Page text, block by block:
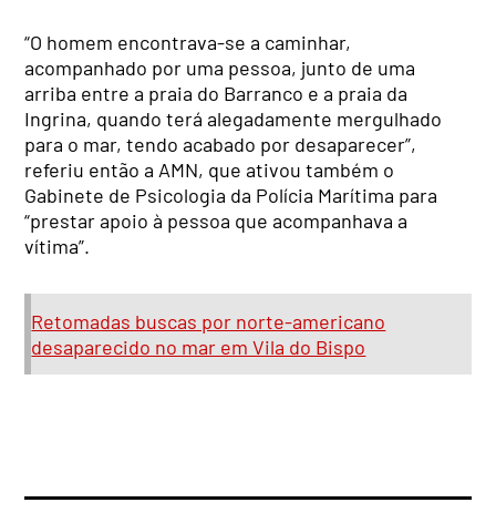
“O homem encontrava-se a caminhar,
acompanhado por uma pessoa, junto de uma
arriba entre a praia do Barranco e a praia da
Ingrina, quando terá alegadamente mergulhado
para o mar, tendo acabado por desaparecer”,
referiu então a AMN, que ativou também o
Gabinete de Psicologia da Polícia Marítima para
“prestar apoio à pessoa que acompanhava a
vítima”.
Retomadas buscas por norte-americano
desaparecido no mar em Vila do Bispo